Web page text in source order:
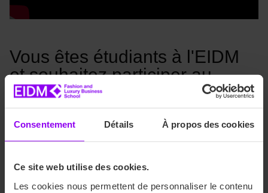
Consentement Détails À propos des cookies
Ce site web utilise des cookies.
Les cookies nous permettent de personnaliser le contenu
Vous êtes étudiants à l'EIDM
et souhaitez participer au
séminaire ?
Il suffit d’envoyer votre dossier avec vos relevés de note,